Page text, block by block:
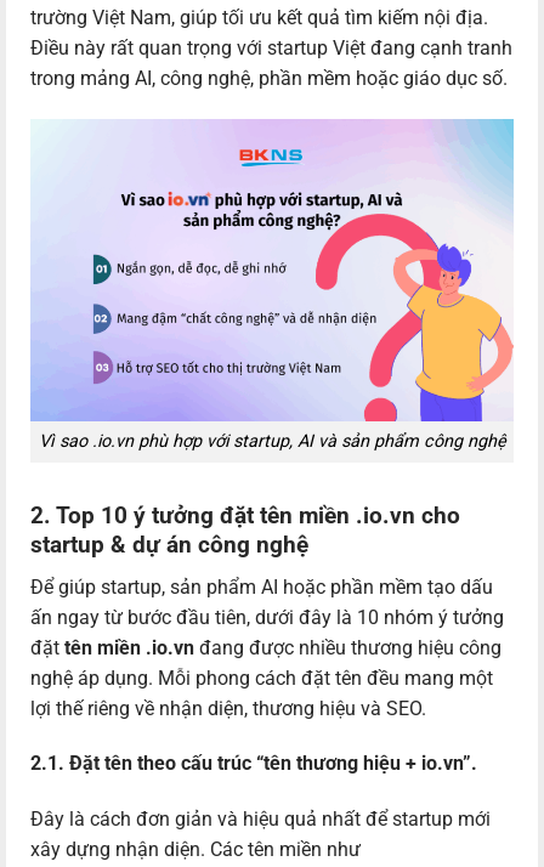
trường Việt Nam, giúp tối ưu kết quả tìm kiếm nội địa.
Điều này rất quan trọng với startup Việt đang cạnh tranh
trong mảng AI, công nghệ, phần mềm hoặc giáo dục số.
Vì sao .io.vn phù hợp với startup, AI và sản phẩm công nghệ
2. Top 10 ý tưởng đặt tên miền .io.vn cho
startup & dự án công nghệ
Để giúp startup, sản phẩm AI hoặc phần mềm tạo dấu
ấn ngay từ bước đầu tiên, dưới đây là 10 nhóm ý tưởng
đặt tên miền .io.vn đang được nhiều thương hiệu công
nghệ áp dụng. Mỗi phong cách đặt tên đều mang một
lợi thế riêng về nhận diện, thương hiệu và SEO.
2.1. Đặt tên theo cấu trúc “tên thương hiệu + io.vn”.
Đây là cách đơn giản và hiệu quả nhất để startup mới
xây dựng nhận diện. Các tên miền như